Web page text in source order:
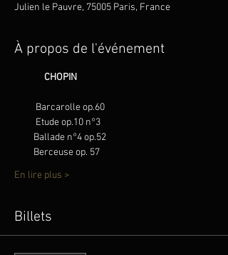
Julien le Pauvre, 75005 Paris, France
À propos de l'événement
              CHOPIN
Barcarolle op.60
Etude op.10 n°3
Ballade n°4 op.52
Berceuse op. 57
En lire plus >
Billets